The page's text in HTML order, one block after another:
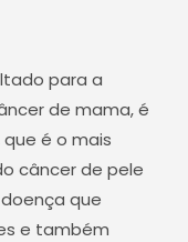
para a
de mama, é
é o mais
câncer de pele
que
e também